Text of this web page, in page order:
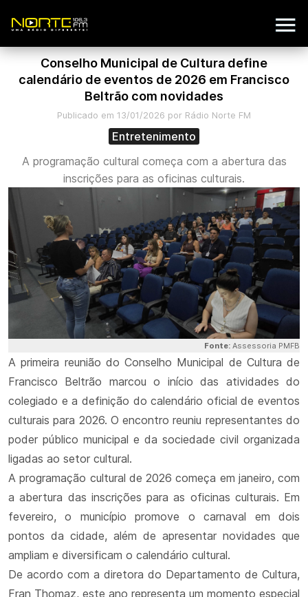
Conselho Municipal de Cultura define
calendário de eventos de 2026 em Francisco
Beltrão com novidades
Publicado em 13/01/2026 por Rádio Norte FM
Entretenimento
A programação cultural começa com a abertura das
inscrições para as oficinas culturais.
Fonte: Assessoria PMFB
A primeira reunião do Conselho Municipal de Cultura de
Francisco Beltrão marcou o início das atividades do
colegiado e a definição do calendário oficial de eventos
culturais para 2026. O encontro reuniu representantes do
poder público municipal e da sociedade civil organizada
ligadas ao setor cultural.
A programação cultural de 2026 começa em janeiro, com
a abertura das inscrições para as oficinas culturais. Em
fevereiro, o município promove o carnaval em dois
pontos da cidade, além de apresentar novidades que
ampliam e diversificam o calendário cultural.
De acordo com a diretora do Departamento de Cultura,
Fran Thomaz, este ano representa um momento especial